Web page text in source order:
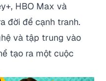
HBO Max và
đời để cạnh tranh.
và tập trung vào
tạo ra một cuộc